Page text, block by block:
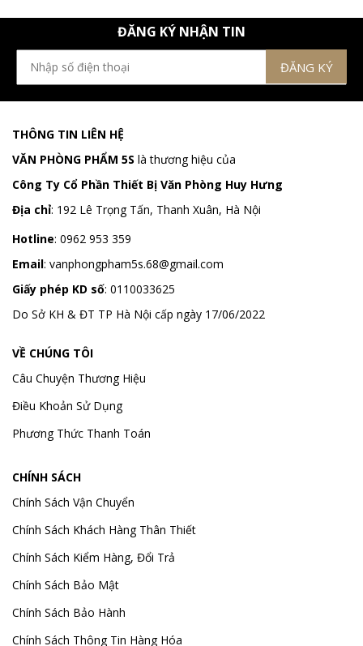
ĐĂNG KÝ NHẬN TIN
THÔNG TIN LIÊN HỆ
VĂN PHÒNG PHẨM 5S là thương hiệu của
Công Ty Cổ Phần Thiết Bị Văn Phòng Huy Hưng
Địa chỉ: 192 Lê Trọng Tấn, Thanh Xuân, Hà Nội
Hotline: 0962 953 359
Email: vanphongpham5s.68@gmail.com
Giấy phép KD số: 0110033625
Do Sở KH & ĐT TP Hà Nội cấp ngày 17/06/2022
VỀ CHÚNG TÔI
Câu Chuyện Thương Hiệu
Điều Khoản Sử Dụng
Phương Thức Thanh Toán
CHÍNH SÁCH
Chính Sách Vận Chuyển
Chính Sách Khách Hàng Thân Thiết
Chính Sách Kiểm Hàng, Đổi Trả
Chính Sách Bảo Mật
Chính Sách Bảo Hành
Chính Sách Thông Tin Hàng Hóa